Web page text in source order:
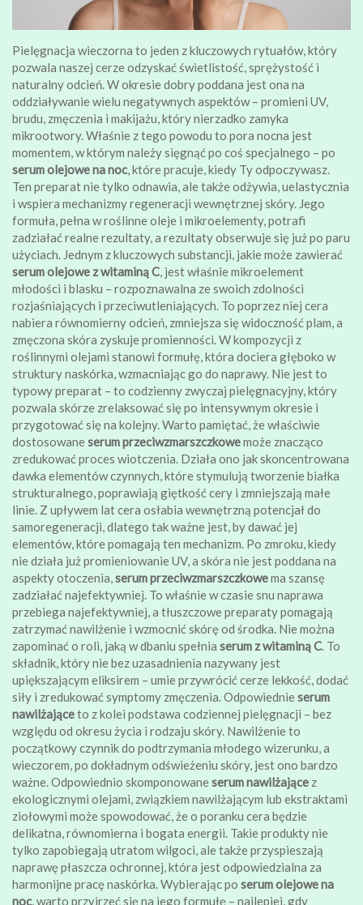
Pielęgnacja wieczorna to jeden z kluczowych rytuałów, który
pozwala naszej cerze odzyskać świetlistość, sprężystość i
naturalny odcień. W okresie dobry poddana jest ona na
oddziaływanie wielu negatywnych aspektów – promieni UV,
brudu, zmęczenia i makijażu, który nierzadko zamyka
mikrootwory. Właśnie z tego powodu to pora nocna jest
momentem, w którym należy sięgnąć po coś specjalnego – po
serum olejowe na noc, które pracuje, kiedy Ty odpoczywasz.
Ten preparat nie tylko odnawia, ale także odżywia, uelastycznia
i wspiera mechanizmy regeneracji wewnętrznej skóry. Jego
formuła, pełna w roślinne oleje i mikroelementy, potrafi
zadziałać realne rezultaty, a rezultaty obserwuje się już po paru
użyciach. Jednym z kluczowych substancji, jakie może zawierać
serum olejowe z witaminą C, jest właśnie mikroelement
młodości i blasku – rozpoznawalna ze swoich zdolności
rozjaśniających i przeciwutleniających. To poprzez niej cera
nabiera równomierny odcień, zmniejsza się widoczność plam, a
zmęczona skóra zyskuje promienności. W kompozycji z
roślinnymi olejami stanowi formułę, która dociera głęboko w
struktury naskórka, wzmacniając go do naprawy. Nie jest to
typowy preparat – to codzienny zwyczaj pielęgnacyjny, który
pozwala skórze zrelaksować się po intensywnym okresie i
przygotować się na kolejny. Warto pamiętać, że właściwie
dostosowaneserum przeciwzmarszczkowemoże znacząco
zredukować proces wiotczenia. Działa ono jak skoncentrowana
dawka elementów czynnych, które stymulują tworzenie białka
strukturalnego, poprawiają giętkość cery i zmniejszają małe
linie. Z upływem lat cera osłabia wewnętrzną potencjał do
samoregeneracji, dlatego tak ważne jest, by dawać jej
elementów, które pomagają ten mechanizm. Po zmroku, kiedy
nie działa już promieniowanie UV, a skóra nie jest poddana na
aspekty otoczenia,serum przeciwzmarszczkowema szansę
zadziałać najefektywniej. To właśnie w czasie snu naprawa
przebiega najefektywniej, a tłuszczowe preparaty pomagają
zatrzymać nawilżenie i wzmocnić skórę od środka. Nie można
zapominać o roli, jaką w dbaniu spełnia serum z witaminą C. To
składnik, który nie bez uzasadnienia nazywany jest
upiększającym eliksirem – umie przywrócić cerze lekkość, dodać
siły i zredukować symptomy zmęczenia. Odpowiednieserum
nawilżająceto z kolei podstawa codziennej pielęgnacji – bez
względu od okresu życia i rodzaju skóry. Nawilżenie to
początkowy czynnik do podtrzymania młodego wizerunku, a
wieczorem, po dokładnym odświeżeniu skóry, jest ono bardzo
ważne. Odpowiednio skomponowaneserum nawilżające z
ekologicznymi olejami, związkiem nawilżającym lub ekstraktami
ziołowymi może spowodować, że o poranku cera będzie
delikatna, równomierna i bogata energii. Takie produkty nie
tylko zapobiegają utratom wilgoci, ale także przyspieszają
naprawę płaszcza ochronnej, która jest odpowiedzialna za
harmonijne pracę naskórka. Wybierając po serum olejowe na
noc, warto przyjrzeć się na jego formułę – najlepiej, gdy